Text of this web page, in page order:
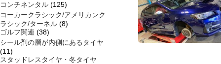
コンチネンタル (125)
コーカークラシック/アメリカンク
ラシック/ターネル (8)
ゴルフ関連 (38)
シール剤の層が内側にあるタイヤ
(11)
スタッドレスタイヤ・冬タイヤ